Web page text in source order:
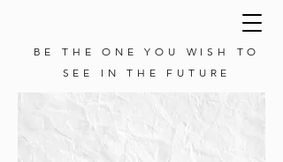
BE THE ONE YOU WISH TO
SEE IN THE FUTURE